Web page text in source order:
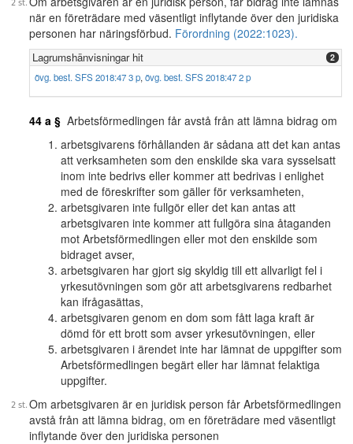
när en företrädare med väsentligt inflytande över den juridiska
personen har näringsförbud. Förordning (2022:1023).
Lagrumshänvisningar hit 2
övg. best. SFS 2018:47 3 p, övg. best. SFS 2018:47 2 p
44 a § Arbetsförmedlingen får avstå från att lämna bidrag om
arbetsgivarens förhållanden är sådana att det kan antas
att verksamheten som den enskilde ska vara sysselsatt
inom inte bedrivs eller kommer att bedrivas i enlighet
med de föreskrifter som gäller för verksamheten,
arbetsgivaren inte fullgör eller det kan antas att
arbetsgivaren inte kommer att fullgöra sina åtaganden
mot Arbetsförmedlingen eller mot den enskilde som
bidraget avser,
arbetsgivaren har gjort sig skyldig till ett allvarligt fel i
yrkesutövningen som gör att arbetsgivarens redbarhet
kan ifrågasättas,
arbetsgivaren genom en dom som fått laga kraft är
dömd för ett brott som avser yrkesutövningen, eller
arbetsgivaren i ärendet inte har lämnat de uppgifter som
Arbetsförmedlingen begärt eller har lämnat felaktiga
uppgifter.
Om arbetsgivaren är en juridisk person får Arbetsförmedlingen
avstå från att lämna bidrag, om en företrädare med väsentligt
inflytande över den juridiska personen